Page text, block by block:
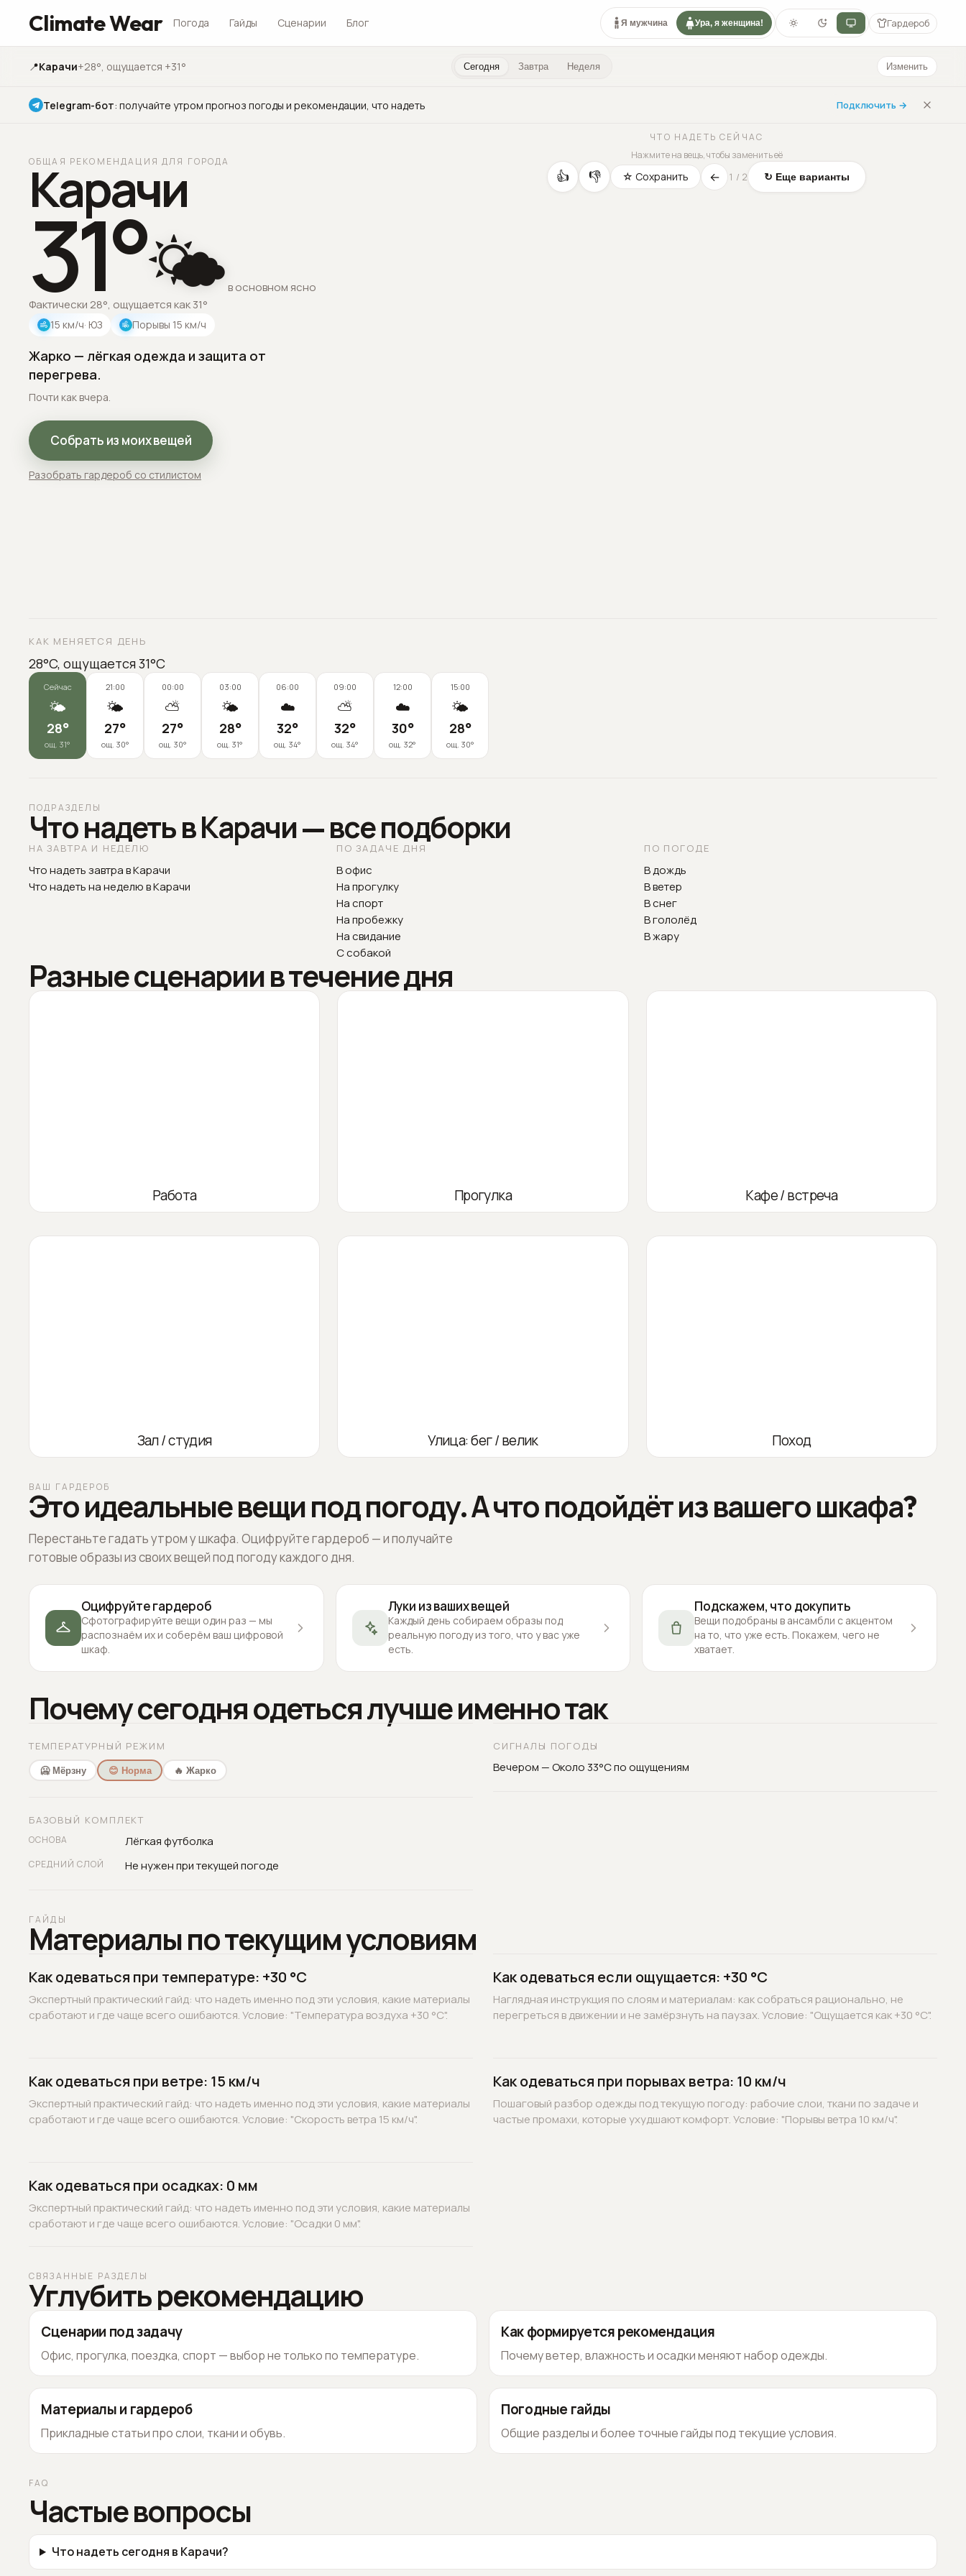
Climate Wear Погода Гайды Сценарии Блог Я мужчина Ура, я женщина! Гардероб
📍Карачи+28°, ощущается +31° Сегодня Завтра Неделя Изменить
Telegram-бот: получайте утром прогноз погоды и рекомендации, что надеть Подключить →
ОБЩАЯ РЕКОМЕНДАЦИЯ ДЛЯ ГОРОДА
Карачи
31°🌤️в основном ясно
Фактически 28°, ощущается как 31°
15 км/ч· ЮЗ Порывы 15 км/ч
Жарко — лёгкая одежда и защита от
перегрева.
Почти как вчера.
Собрать из моих вещей
Разобрать гардероб со стилистом
ЧТО НАДЕТЬ СЕЙЧАС
Нажмите на вещь, чтобы заменить её
👍 👎 ☆ Сохранить ← 1 / 2 ↻ Еще варианты
КАК МЕНЯЕТСЯ ДЕНЬ
28°C, ощущается 31°C
Сейчас
🌤️
28°
ощ. 31°
21:00
🌤️
27°
ощ. 30°
00:00
⛅
27°
ощ. 30°
03:00
🌤️
28°
ощ. 31°
06:00
☁️
32°
ощ. 34°
09:00
⛅
32°
ощ. 34°
12:00
☁️
30°
ощ. 32°
15:00
🌤️
28°
ощ. 30°
ПОДРАЗДЕЛЫ
Что надеть в Карачи — все подборки
НА ЗАВТРА И НЕДЕЛЮ
Что надеть завтра в Карачи
Что надеть на неделю в Карачи
ПО ЗАДАЧЕ ДНЯ
В офис
На прогулку
На спорт
На пробежку
На свидание
С собакой
ПО ПОГОДЕ
В дождь
В ветер
В снег
В гололёд
В жару
Разные сценарии в течение дня
Работа Прогулка Кафе / встреча
Зал / студия Улица: бег / велик Поход
ВАШ ГАРДЕРОБ
Это идеальные вещи под погоду. А что подойдёт из вашего шкафа?
Перестаньте гадать утром у шкафа. Оцифруйте гардероб — и получайте
готовые образы из своих вещей под погоду каждого дня.
Оцифруйте гардероб
Сфотографируйте вещи один раз — мы
распознаём их и соберём ваш цифровой
шкаф.
Луки из ваших вещей
Каждый день собираем образы под
реальную погоду из того, что у вас уже
есть.
Подскажем, что докупить
Вещи подобраны в ансамбли с акцентом
на то, что уже есть. Покажем, чего не
хватает.
Почему сегодня одеться лучше именно так
ТЕМПЕРАТУРНЫЙ РЕЖИМ
🥶 Мёрзну 😊 Норма 🔥 Жарко
БАЗОВЫЙ КОМПЛЕКТ
ОСНОВА Лёгкая футболка
СРЕДНИЙ СЛОЙ Не нужен при текущей погоде
СИГНАЛЫ ПОГОДЫ
Вечером — Около 33°C по ощущениям
ГАЙДЫ
Материалы по текущим условиям
Как одеваться при температуре: +30 °C
Экспертный практический гайд: что надеть именно под эти условия, какие материалы
сработают и где чаще всего ошибаются. Условие: "Температура воздуха +30 °C".
Как одеваться если ощущается: +30 °C
Наглядная инструкция по слоям и материалам: как собраться рационально, не
перегреться в движении и не замёрзнуть на паузах. Условие: "Ощущается как +30 °C".
Как одеваться при ветре: 15 км/ч
Экспертный практический гайд: что надеть именно под эти условия, какие материалы
сработают и где чаще всего ошибаются. Условие: "Скорость ветра 15 км/ч".
Как одеваться при порывах ветра: 10 км/ч
Пошаговый разбор одежды под текущую погоду: рабочие слои, ткани по задаче и
частые промахи, которые ухудшают комфорт. Условие: "Порывы ветра 10 км/ч".
Как одеваться при осадках: 0 мм
Экспертный практический гайд: что надеть именно под эти условия, какие материалы
сработают и где чаще всего ошибаются. Условие: "Осадки 0 мм".
СВЯЗАННЫЕ РАЗДЕЛЫ
Углубить рекомендацию
Сценарии под задачу
Офис, прогулка, поездка, спорт — выбор не только по температуре.
Как формируется рекомендация
Почему ветер, влажность и осадки меняют набор одежды.
Материалы и гардероб
Прикладные статьи про слои, ткани и обувь.
Погодные гайды
Общие разделы и более точные гайды под текущие условия.
FAQ
Частые вопросы
Что надеть сегодня в Карачи?